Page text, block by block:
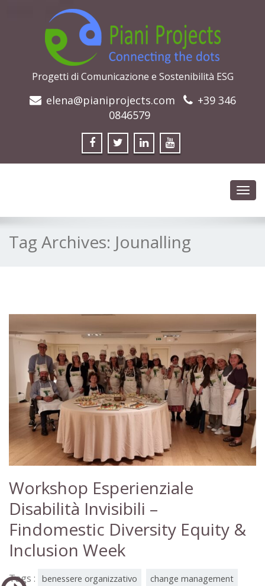
Progetti di Comunicazione e Sostenibilità ESG
elena@pianiprojects.com
+39 346
0846579
Tag Archives: Jounalling
Workshop Esperienziale
Disabilità Invisibili –
Findomestic Diversity Equity &
Inclusion Week
Tags : benessere organizzativo change management